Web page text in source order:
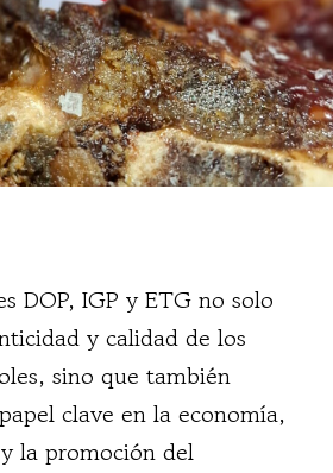
DOP, IGP y ETG no solo
y calidad de los
sino que también
clave en la economía,
la promoción del